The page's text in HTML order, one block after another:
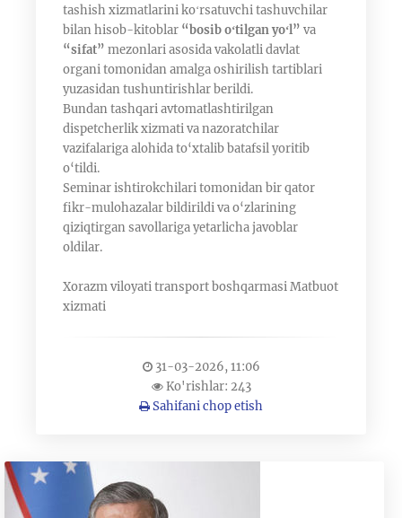
tashish xizmatlarini koʻrsatuvchi tashuvchilar
bilan hisob-kitoblar “bosib oʻtilgan yoʻl” va
“sifat” mezonlari asosida vakolatli davlat
organi tomonidan amalga oshirilish tartiblari
yuzasidan tushuntirishlar berildi.
Bundan tashqari avtomatlashtirilgan
dispetcherlik xizmati va nazoratchilar
vazifalariga alohida to‘xtalib batafsil yoritib
o‘tildi.
Seminar ishtirokchilari tomonidan bir qator
fikr-mulohazalar bildirildi va o‘zlarining
qiziqtirgan savollariga yetarlicha javoblar
oldilar.
Xorazm viloyati transport boshqarmasi Matbuot
xizmati
31-03-2026, 11:06
Ko'rishlar: 243
Sahifani chop etish